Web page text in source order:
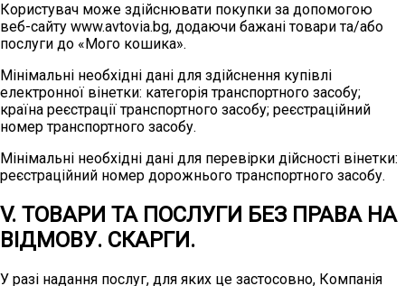
Користувач може здійснювати покупки за допомогою
веб-сайту www.avtovia.bg, додаючи бажані товари та/або
послуги до «Мого кошика».
Мінімальні необхідні дані для здійснення купівлі
електронної вінетки: категорія транспортного засобу;
країна реєстрації транспортного засобу; реєстраційний
номер транспортного засобу.
Мінімальні необхідні дані для перевірки дійсності вінетки:
реєстраційний номер дорожнього транспортного засобу.
V. ТОВАРИ ТА ПОСЛУГИ БЕЗ ПРАВА НА
ВІДМОВУ. СКАРГИ.
У разі надання послуг, для яких це застосовно, Компанія